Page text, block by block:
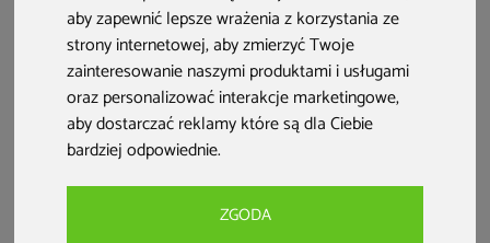
aby zapewnić lepsze wrażenia z korzystania ze
strony internetowej,aby zmierzyć Twoje
zainteresowanie naszymi produktami i usługami
oraz personalizować interakcje marketingowe,
aby dostarczać reklamy które są dla Ciebie
bardziej odpowiednie.
ZGODA
Ogrodowy zestaw piwny 200